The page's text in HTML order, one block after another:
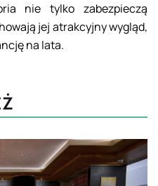
nie tylko zabezpieczą
jej atrakcyjny wygląd,
na lata.